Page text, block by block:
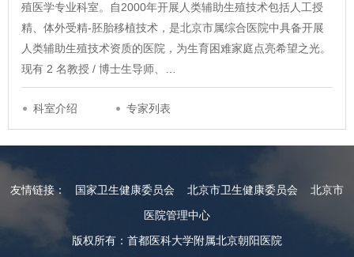
殖医学专业科室。自2000年开展人类辅助生殖技术包括人工授
精、体外受精-胚胎移植技术，是北京市属综合医院中具备开展
人类辅助生殖技术资质的医院，为生育困难家庭点亮希望之光。
现有 2 名教授 / 博士生导师、…
科室介绍 专家列表
友情链接： 国家卫生健康委员会 北京市卫生健康委员会
北京市
医院管理中心
版权所有：首都医科大学附属北京朝阳医院